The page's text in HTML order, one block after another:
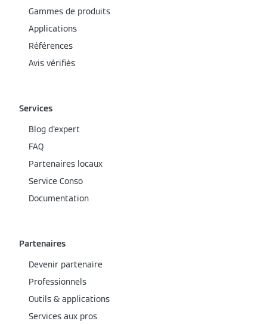
Gammes de produits
Applications
Références
Avis vérifiés
Services
Blog d'expert
FAQ
Partenaires locaux
Service Conso
Documentation
Partenaires
Devenir partenaire
Professionnels
Outils & applications
Services aux pros